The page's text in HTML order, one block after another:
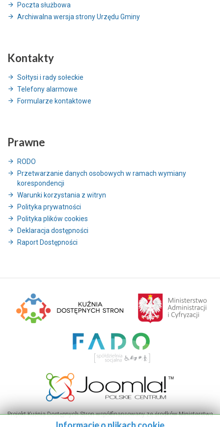
Poczta służbowa
Archiwalna wersja strony Urzędu Gminy
Kontakty
Sołtysi i rady sołeckie
Telefony alarmowe
Formularze kontaktowe
Prawne
RODO
Przetwarzanie danych osobowych w ramach wymiany
korespondencji
Warunki korzystania z witryn
Polityka prywatności
Polityka plików cookies
Deklaracja dostępności
Raport Dostępności
Projekt Kuźnia Dostępnych Stron współfinansowany ze środków Ministerstwa
Administracji i Cyfryzacji